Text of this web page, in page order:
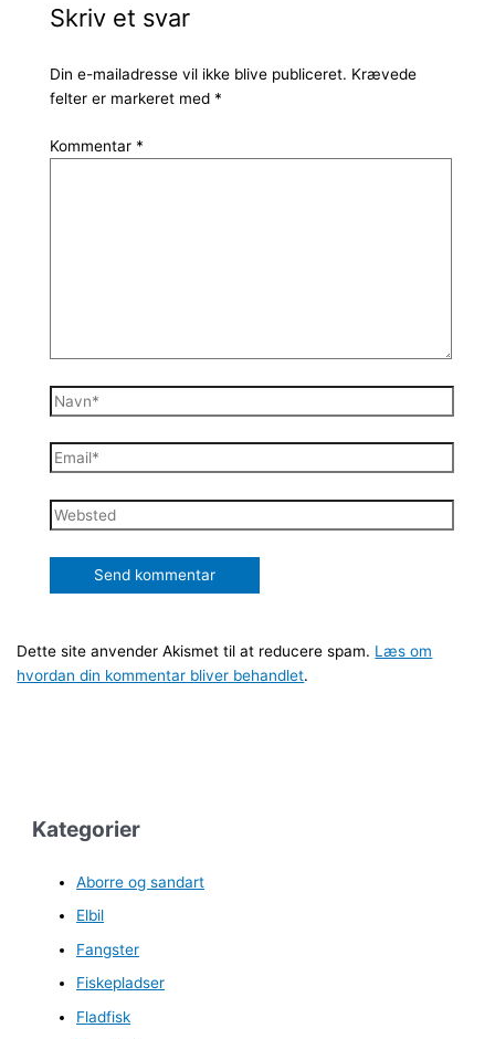
Skriv et svar
Din e-mailadresse vil ikke blive publiceret. Krævede
felter er markeret med *
Kommentar *
Navn*
Email*
Websted
Dette site anvender Akismet til at reducere spam. Læs om
hvordan din kommentar bliver behandlet.
Kategorier
Aborre og sandart
Elbil
Fangster
Fiskepladser
Fladfisk